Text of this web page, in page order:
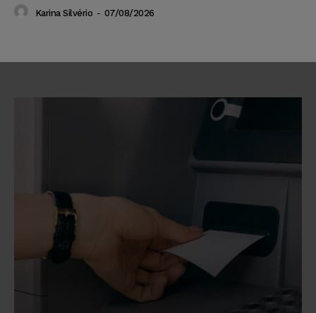
Karina Silvério - 07/08/2026